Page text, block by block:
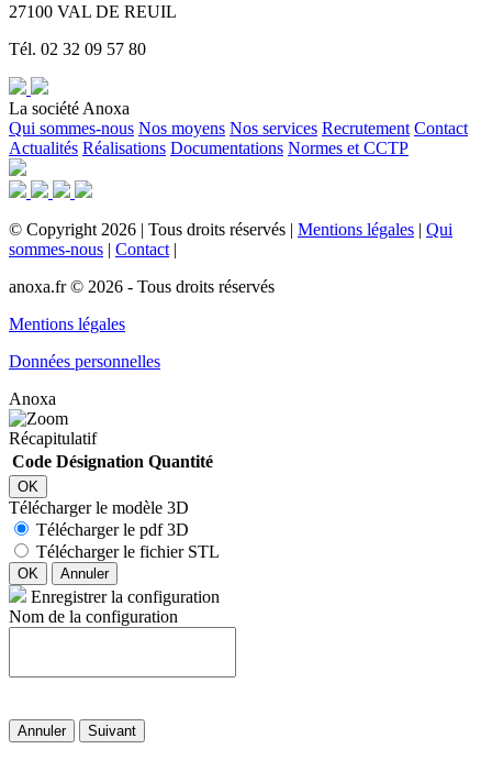
27100 VAL DE REUIL
Tél. 02 32 09 57 80
La société Anoxa
Qui sommes-nous Nos moyens Nos services Recrutement Contact
Actualités Réalisations Documentations Normes et CCTP
© Copyright 2026 | Tous droits réservés | Mentions légales | Qui
sommes-nous | Contact |
anoxa.fr © 2026 - Tous droits réservés
Mentions légales
Données personnelles
Anoxa
Récapitulatif
Code Désignation Quantité
OK
Télécharger le modèle 3D
Télécharger le pdf 3D
Télécharger le fichier STL
OK Annuler
Enregistrer la configuration
Nom de la configuration
Annuler Suivant